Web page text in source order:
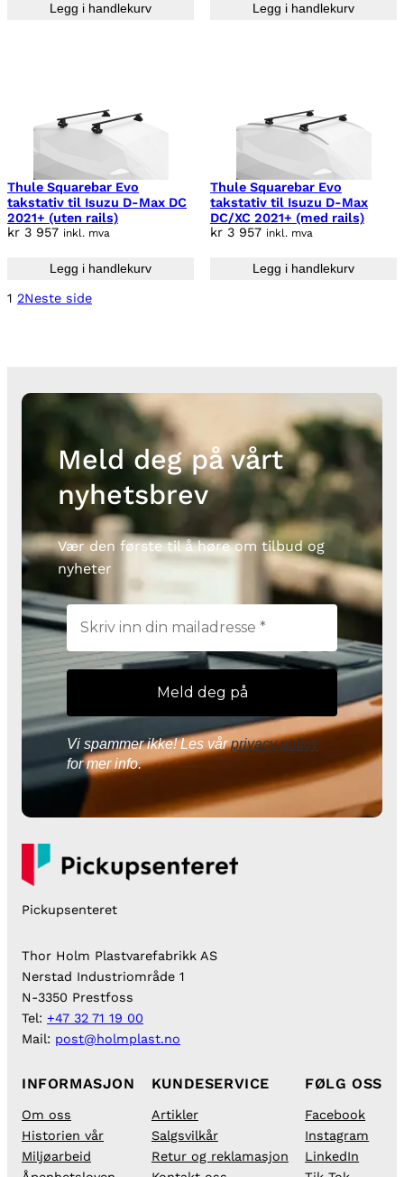
Legg i handlekurv Legg i handlekurv
Thule Squarebar Evo
takstativ til Isuzu D-Max DC
2021+ (uten rails)
kr 3 957 inkl. mva
Legg i handlekurv
Thule Squarebar Evo
takstativ til Isuzu D-Max
DC/XC 2021+ (med rails)
kr 3 957 inkl. mva
Legg i handlekurv
1 2Neste side
Meld deg på vårt
nyhetsbrev
Vær den første til å høre om tilbud og
nyheter
Vi spammer ikke! Les vårprivacy policy
for mer info.
Pickupsenteret
Thor Holm Plastvarefabrikk AS
Nerstad Industriområde 1
N-3350 Prestfoss
Tel: +47 32 71 19 00
Mail: post@holmplast.no
INFORMASJON
Om oss
Historien vår
Miljøarbeid
KUNDESERVICE
Artikler
Salgsvilkår
Retur og reklamasjon
FØLG OSS
Facebook
Instagram
LinkedIn